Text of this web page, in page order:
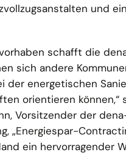
und ein
schafft die
sich andere
der energetischen
orientieren können,“
Vorsitzender der
„Energiespar-
ein hervorragender